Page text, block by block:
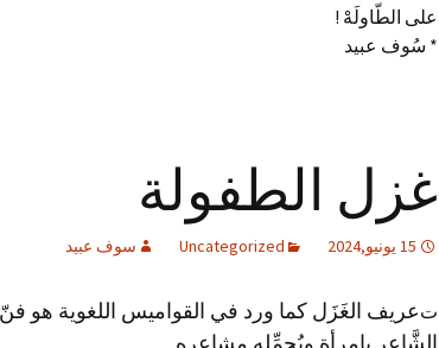
على الطّاولَهْ !
* سُوف عبيد
غزل الطفولة
15 يونيو,2024 Uncategorized سوف عبيد
ت